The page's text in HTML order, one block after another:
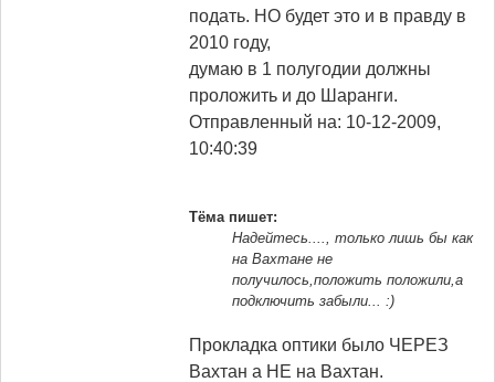
подать. НО будет это и в правду в
2010 году,
думаю в 1 полугодии должны
проложить и до Шаранги.
Отправленный на: 10-12-2009,
10:40:39
Tёма пишет:
Надейтесь...., только лишь бы как
на Вахтане не
получилось,положить положили,а
подключить забыли... :)
Прокладка оптики было ЧЕРЕЗ
Вахтан а НЕ на Вахтан.